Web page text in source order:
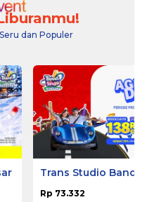
dan Populer
Trans Studio
Rp 73.332